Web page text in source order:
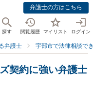
弁護士の方はこちら
探す 閲覧履歴 マイリスト ログイン
弁護士 宇部市で法律相談で
契約に強い弁護士